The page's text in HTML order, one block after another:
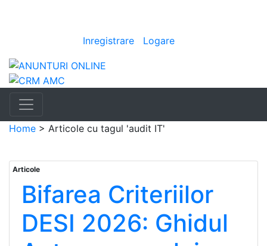
Inregistrare Logare
Home > Articole cu tagul 'audit IT'
Articole
Bifarea Criteriilor
DESI 2026: Ghidul